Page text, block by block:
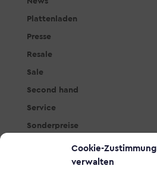
Cookie-Zustimmung
verwalten
Plattenladen
Presse
Resale
Sale
Second hand
Service
Sonderpreise
Tasteninstrumente